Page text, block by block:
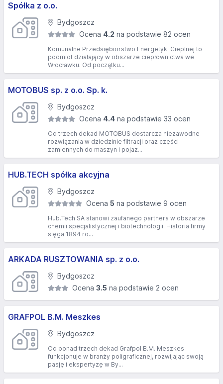
Spółka z o.o.
Bydgoszcz
Ocena 4.2 na podstawie 82 ocen
Komunalne Przedsiębiorstwo Energetyki Cieplnej to
podmiot działający w obszarze ciepłownictwa we
Włocławku. Od początku...
MOTOBUS sp. z o.o. Sp. k.
Bydgoszcz
Ocena 4.4 na podstawie 33 ocen
Od trzech dekad MOTOBUS dostarcza niezawodne
rozwiązania w dziedzinie filtracji oraz części
zamiennych do maszyn i pojaz...
HUB.TECH spółka akcyjna
Bydgoszcz
Ocena 5 na podstawie 9 ocen
Hub.Tech SA stanowi zaufanego partnera w obszarze
chemii specjalistycznej i biotechnologii. Historia firmy
sięga 1894 ro...
ARKADA RUSZTOWANIA sp. z o.o.
Bydgoszcz
Ocena3.5 na podstawie 2 ocen
GRAFPOL B.M. Meszkes
Bydgoszcz
Od ponad trzech dekad Grafpol B.M. Meszkes
funkcjonuje w branży poligraficznej, rozwijając swoją
pasję i ekspertyzę w By...